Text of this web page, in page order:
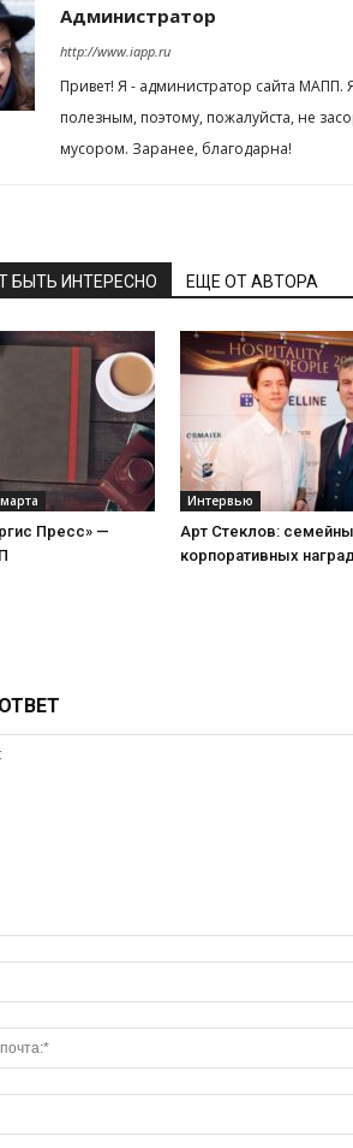
Администратор
http://www.iapp.ru
Привет! Я - администратор сайта
полезным, поэтому, пожалуйста, не
мусором. Заранее, благодарна!
БЫТЬ ИНТЕРЕСНО ЕЩЕ ОТ АВТОРА
Пресс» —
Интервью
Арт Стеклов:
корпоративных